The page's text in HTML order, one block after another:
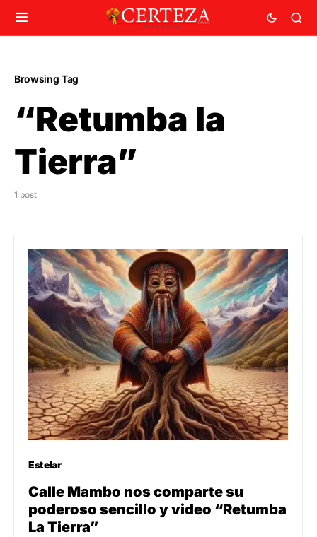
Browsing Tag
“Retumba la
Tierra”
1 post
Estelar
Calle Mambo nos comparte su
poderoso sencillo y video “Retumba
La Tierra”